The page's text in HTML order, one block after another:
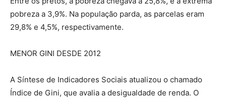
pobreza a 3,9%. Na população parda, as parcelas eram
29,8% e 4,5%, respectivamente.
MENOR GINI DESDE 2012
A Síntese de Indicadores Sociais atualizou o chamado
Índice de Gini, que avalia a desigualdade de renda. O